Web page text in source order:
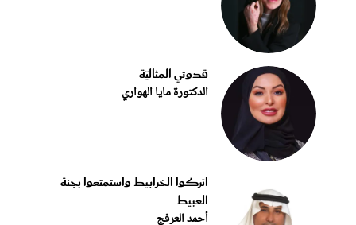
قدوتي المثاليّة
الدكتورة مايا الهواري
اتركوا الخرابيط واستمتعوا بجنة
العبيط
أحمد العرفج